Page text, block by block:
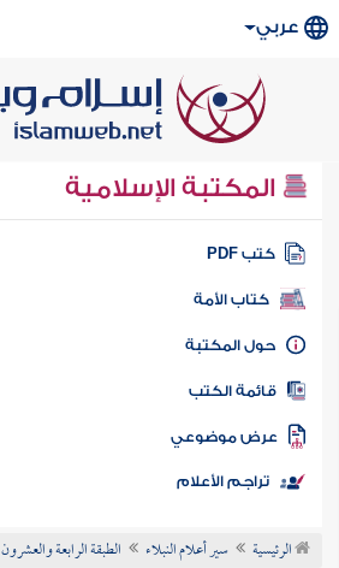
عربي
المكتبة الإسلامية
كتب PDF
كتاب الأمة
المكتبة
الكتب
موضوعي
تراجم الأعلام
الرئيسية سير أعلام النبلاء الطبقة الرابعة والعشرون